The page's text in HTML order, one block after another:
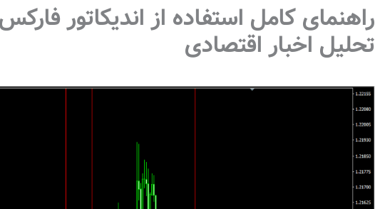
راهنمای کامل استفاده از اندیکاتور
تحلیل اخبار اقتصادی